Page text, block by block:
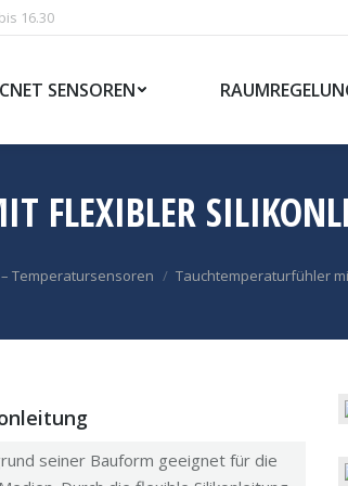
16.30
SENSOREN
FLEXIBLER
Temperatursensoren Tauchtemperaturfühler
seiner Bauform geeignet für die